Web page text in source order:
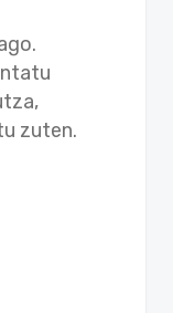
zuten.